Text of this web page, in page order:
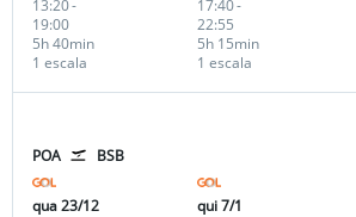
13:20-
19:00
1 escala
5h 40min
17:40-
22:55
1 escala
5h 15min
POA BSB
qua 23/12
qui 7/1